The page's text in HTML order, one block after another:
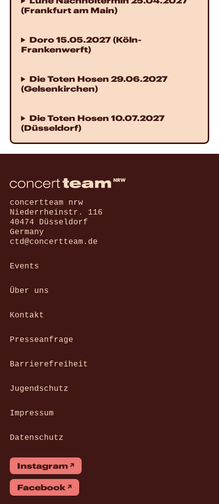
(Frankfurt am Main)
Doro 15.05.2027 (Köln-
Frankenwerft)
Die Toten Hosen 29.06.2027
(Gelsenkirchen)
Die Toten Hosen 10.07.2027
(Düsseldorf)
concertteam nrw
Niederrheinstr. 116
40474 Düsseldorf
Germany
ctd@concertteam.de
Events
Über uns
Kontakt
Presseanfrage
Barrierefreiheit
Jugendschutz
Impressum
Datenschutz
Instagram
Facebook